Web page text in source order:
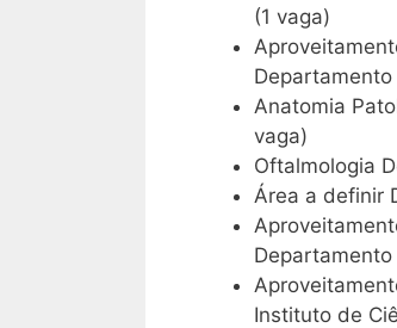
(1 vaga)
Anatomia
vaga)
Oftalmologia
Área a definir
Instituto de